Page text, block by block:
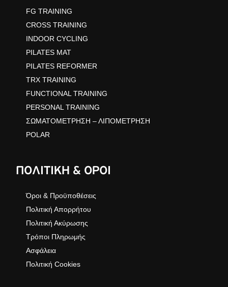
FG TRAINING
CROSS TRAINING
INDOOR CYCLING
PILATES MAT
PILATES REFORMER
TRX TRAINING
FUNCTIONAL TRAINING
PERSONAL TRAINING
ΣΩΜΑΤΟΜΕΤΡΗΣΗ – ΛΙΠΟΜΕΤΡΗΣΗ
POLAR
ΠΟΛΙΤΙΚΗ & ΟΡΟΙ
Όροι & Προϋποθέσεις
Πολιτική Απορρήτου
Πολιτική Ακύρωσης
Τρόποι Πληρωμής
Ασφάλεια
Πολιτική Cookies